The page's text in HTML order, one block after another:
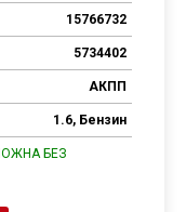
15766732
5734402
АКПП
1.6, Бензин
БЕЗ